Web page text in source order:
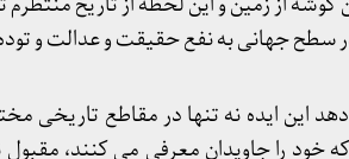
سطح جهانی به نفع حقیقت و عدالت و
این ایده نه تنها در مقاطع تاریخی
را جاویدان معرفی می کنند، مقبول